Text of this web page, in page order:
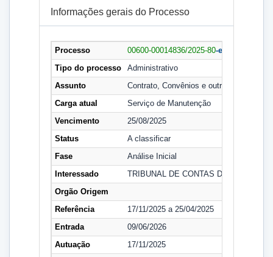
Informações gerais do Processo
Processo 00600-00014836/2025-80-e
Tipo do processo
Administrativo
Assunto
Contrato, Convênios e outros ajustes
Carga atual
Serviço de Manutenção
Vencimento
25/08/2025
Status
A classificar
Fase
Análise Inicial
Interessado
TRIBUNAL DE CONTAS DO DISTRITO
Orgão Origem
Referência
17/11/2025 a 25/04/2025
Entrada
09/06/2026
Autuação
17/11/2025